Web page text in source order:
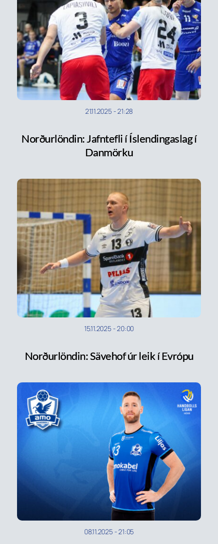
21.11.2025-21:28
Norðurlöndin: Jafntefli í Íslendingaslag í
Danmörku
15.11.2025-20:00
Norðurlöndin: Sävehof úr leik í Evrópu
08.11.2025-21:05